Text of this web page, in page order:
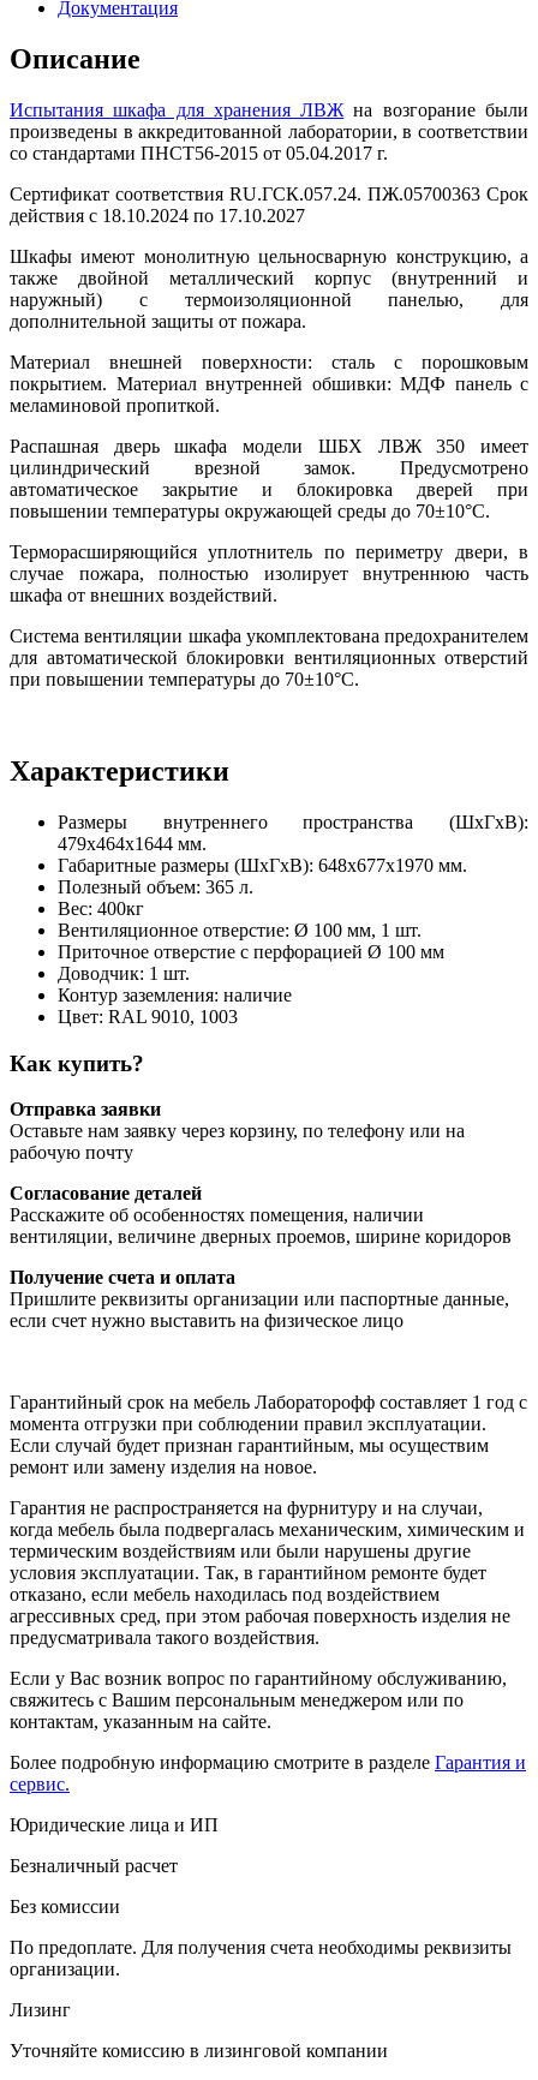
Документация
Описание
Испытания шкафа для хранения ЛВЖ на возгорание были
произведены в аккредитованной лаборатории, в соответствии
со стандартами ПНСТ56-2015 от 05.04.2017 г.
Сертификат соответствия RU.ГСК.057.24. ПЖ.05700363 Срок
действия с 18.10.2024 по 17.10.2027
Шкафы имеют монолитную цельносварную конструкцию, а
также двойной металлический корпус (внутренний и
наружный) с термоизоляционной панелью, для
дополнительной защиты от пожара.
Материал внешней поверхности: сталь с порошковым
покрытием. Материал внутренней обшивки: МДФ панель с
меламиновой пропиткой.
Распашная дверь шкафа модели ШБХ ЛВЖ 350 имеет
цилиндрический врезной замок. Предусмотрено
автоматическое закрытие и блокировка дверей при
повышении температуры окружающей среды до 70±10°С.
Терморасширяющийся уплотнитель по периметру двери, в
случае пожара, полностью изолирует внутреннюю часть
шкафа от внешних воздействий.
Система вентиляции шкафа укомплектована предохранителем
для автоматической блокировки вентиляционных отверстий
при повышении температуры до 70±10°С.
Характеристики
Размеры внутреннего пространства (ШхГхВ):
479x464x1644 мм.
Габаритные размеры (ШхГхВ): 648х677х1970 мм.
Полезный объем: 365 л.
Вес: 400кг
Вентиляционное отверстие: Ø 100 мм, 1 шт.
Приточное отверстие с перфорацией Ø 100 мм
Доводчик: 1 шт.
Контур заземления: наличие
Цвет: RAL 9010, 1003
Как купить?
Отправка заявки
Оставьте нам заявку через корзину, по телефону или на
рабочую почту
Согласование деталей
Расскажите об особенностях помещения, наличии
вентиляции, величине дверных проемов, ширине коридоров
Получение счета и оплата
Пришлите реквизиты организации или паспортные данные,
если счет нужно выставить на физическое лицо
Гарантийный срок на мебель Лабораторофф составляет 1 год с
момента отгрузки при соблюдении правил эксплуатации.
Если случай будет признан гарантийным, мы осуществим
ремонт или замену изделия на новое.
Гарантия не распространяется на фурнитуру и на случаи,
когда мебель была подвергалась механическим, химическим и
термическим воздействиям или были нарушены другие
условия эксплуатации. Так, в гарантийном ремонте будет
отказано, если мебель находилась под воздействием
агрессивных сред, при этом рабочая поверхность изделия не
предусматривала такого воздействия.
Если у Вас возник вопрос по гарантийному обслуживанию,
свяжитесь с Вашим персональным менеджером или по
контактам, указанным на сайте.
Более подробную информацию смотрите в разделе Гарантия и
сервис.
Юридические лица и ИП
Безналичный расчет
Без комиссии
По предоплате. Для получения счета необходимы реквизиты
организации.
Лизинг
Уточняйте комиссию в лизинговой компании